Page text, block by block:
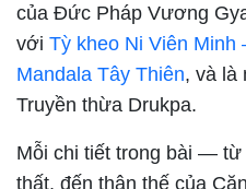
của Đức Pháp Vương
với Tỳ kheo Ni Viên
Mandala Tây Thiên, và là
Truyền thừa Drukpa.
Mỗi chi tiết trong bài — từ
thất, đến thân thế của